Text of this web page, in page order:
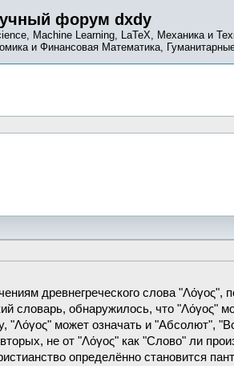
форум dxdy
Machine Learning, LaTeX, Механика и
и Финансовая Математика,
древнегреческого слова "Λόγος",
словарь, обнаружилось, что "Λόγος"
"Λόγος" может означать и "Абсолют",
не от "Λόγος" как "Слово" ли
определённо становится